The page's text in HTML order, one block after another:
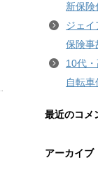
新保険
ジェ
保険事
10代
自転車
最近のコメ
アーカイブ